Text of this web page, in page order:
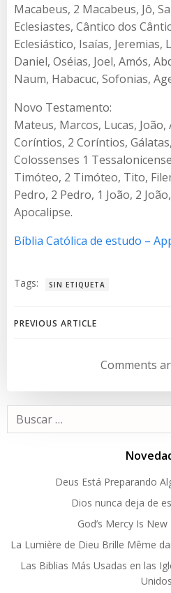
Macabeus, 2 Macabeus, Jô,
Eclesiastes, Cântico dos
Eclesiástico, Isaías, Jeremias,
Daniel, Oséias, Joel, Amós,
Naum, Habacuc, Sofonias,
Novo Testamento:
Mateus, Marcos, Lucas, João,
Coríntios, 2 Coríntios,
Colossenses 1
Timóteo, 2 Timóteo, Tito,
Pedro, 2 Pedro, 1 João, 2
Apocalipse.
Bíblia Católica de estudo –
Tags: SIN ETIQUETA
Navegación
las
entradas
PREVIOUS ARTICLE
Comments
Buscar:
Deus Está Preparando
Dios nunca deja de
God’s Mercy Is
La Lumière de Dieu Brille Même
Las Biblias Más Usadas en las
Unidos